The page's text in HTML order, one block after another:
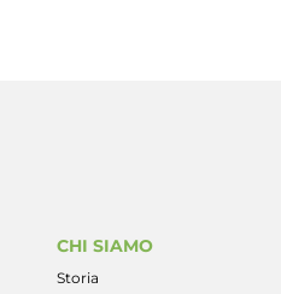
CHI SIAMO
Storia